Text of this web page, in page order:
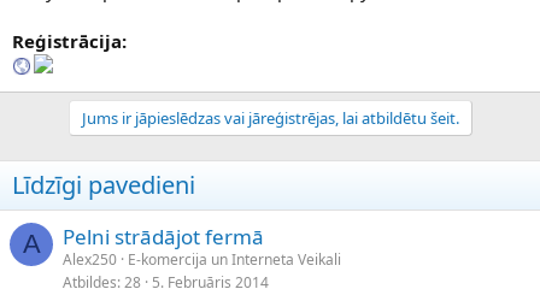
Reģistrācija:
Jums ir jāpieslēdzas vai jāreģistrējas, lai atbildētu šeit.
Līdzīgi pavedieni
A Pelni strādājot fermā
Alex250 E-komercija un Interneta Veikali
Atbildes 28 5. Februāris 2014